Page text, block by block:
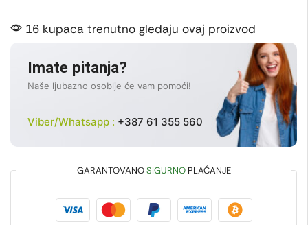
16 kupaca trenutno gledaju ovaj proizvod
Imate pitanja?
Naše ljubazno osoblje će vam pomoći!
Viber/Whatsapp : +387 61 355 560
GARANTOVANOSIGURNOPLAĆANJE